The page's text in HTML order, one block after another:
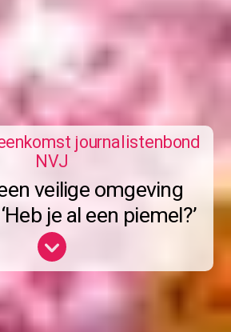
journalistenbond
NVJ
veilige omgeving
je al een piemel?’